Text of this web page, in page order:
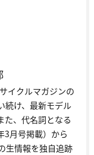
イクルマガジンの
続け、最新モデル
た、代名詞となる
3月号掲載）から
生情報を独自追跡